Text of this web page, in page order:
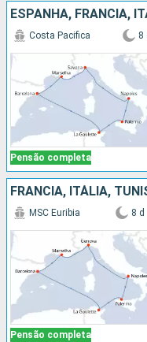
ESPANHA, FRANCIA,
Pensão completa
Costa Pacifica 8
FRANCIA, ITÁLIA,
Pensão completa
MSC Euribia 8 d